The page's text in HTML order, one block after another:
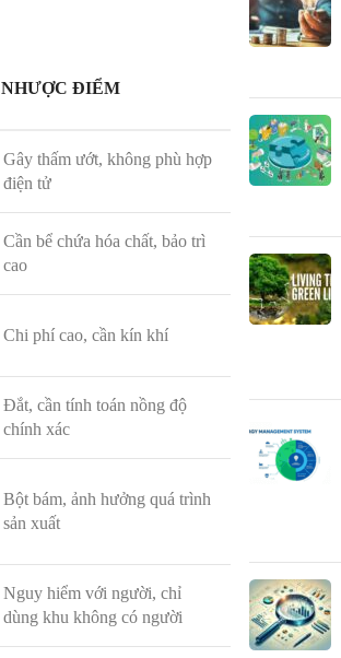
NHƯỢC ĐIỂM
Gây thấm ướt, không phù hợp
điện tử
Cần bể chứa hóa chất, bảo trì
cao
Chi phí cao, cần kín khí
Đắt, cần tính toán nồng độ
chính xác
Bột bám, ảnh hưởng quá trình
sản xuất
Nguy hiểm với người, chỉ
dùng khu không có người